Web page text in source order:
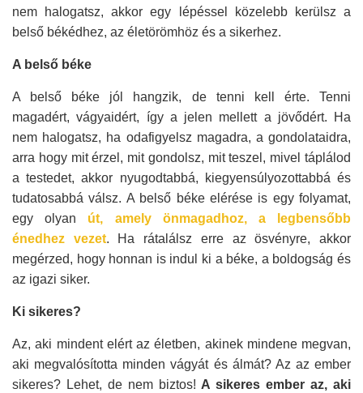
nem halogatsz, akkor egy lépéssel közelebb kerülsz a
belső békédhez, az életörömhöz és a sikerhez.
A belső béke
A belső béke jól hangzik, de tenni kell érte. Tenni
magadért, vágyaidért, így a jelen mellett a jövődért. Ha
nem halogatsz, ha odafigyelsz magadra, a gondolataidra,
arra hogy mit érzel, mit gondolsz, mit teszel, mivel táplálod
a testedet, akkor nyugodtabbá, kiegyensúlyozottabbá és
tudatosabbá válsz. A belső béke elérése is egy folyamat,
egy olyan út, amely önmagadhoz, a legbensőbb
énedhez vezet. Ha rátalálsz erre az ösvényre, akkor
megérzed, hogy honnan is indul ki a béke, a boldogság és
az igazi siker.
Ki sikeres?
Az, aki mindent elért az életben, akinek mindene megvan,
aki megvalósította minden vágyát és álmát? Az az ember
sikeres? Lehet, de nem biztos!A sikeres ember az, aki